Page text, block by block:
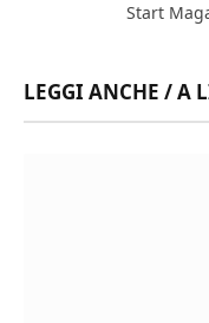
Start
LEGGI ANCHE / A